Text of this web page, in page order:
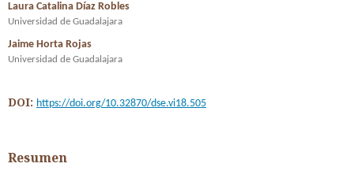
Laura Catalina Díaz Robles
Universidad de Guadalajara
Jaime Horta Rojas
Universidad de Guadalajara
DOI: https://doi.org/10.32870/dse.vi18.505
Resumen